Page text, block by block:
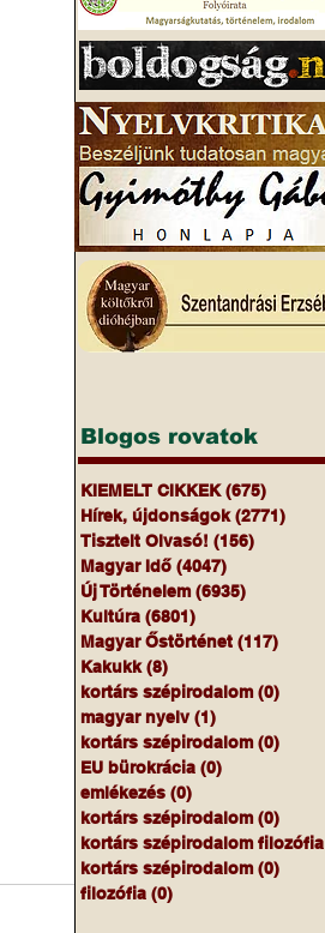
Blogos rovatok
KIEMELT CIKKEK (675)
Hírek, újdonságok (2771)
Tisztelt Olvasó! (156)
Magyar Idő (4047)
Új Történelem (6935)
Kultúra (6801)
Magyar Őstörténet (117)
Kakukk (8)
kortárs szépirodalom (0)
magyar nyelv (1)
kortárs szépirodalom (0)
EU bürokrácia (0)
emlékezés (0)
kortárs szépirodalom (0)
kortárs szépirodalom filozófia
kortárs szépirodalom (0)
filozófia (0)